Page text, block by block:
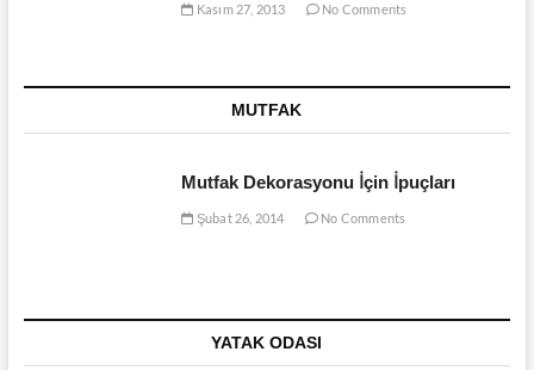
Kasım 27, 2013 No Comments
MUTFAK
Mutfak Dekorasyonu İçin İpuçları
Şubat 26, 2014 No Comments
YATAK ODASI